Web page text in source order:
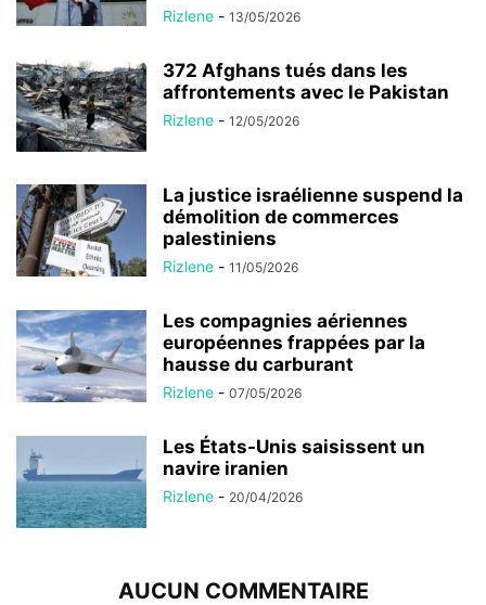
Rizlene - 13/05/2026
372 Afghans tués dans les
affrontements avec le Pakistan
Rizlene - 12/05/2026
La justice israélienne suspend la
démolition de commerces
palestiniens
Rizlene - 11/05/2026
Les compagnies aériennes
européennes frappées par la
hausse du carburant
Rizlene - 07/05/2026
Les États-Unis saisissent un
navire iranien
Rizlene - 20/04/2026
AUCUN COMMENTAIRE